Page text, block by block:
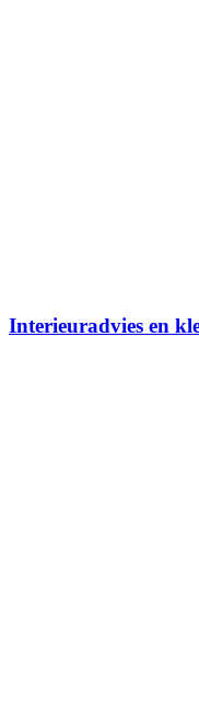
Interieuradvies en